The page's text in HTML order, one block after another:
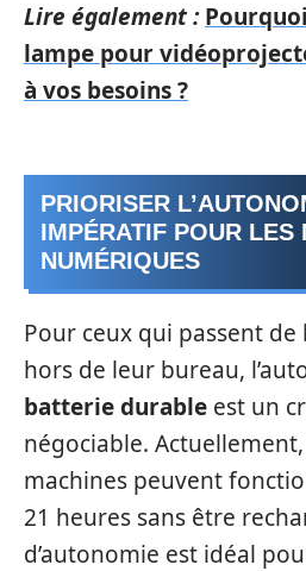
Lire également :
lampe pour
à vos besoins ?
PRIORISER
IMPÉRATIF POUR LES
NUMÉRIQUES
Pour ceux qui passent
hors de leur bureau,
batterie durable est un
négociable.
machines peuvent
21 heures sans être
d’autonomie est idéal